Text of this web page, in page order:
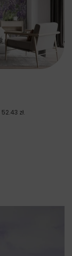
52.43 zł.